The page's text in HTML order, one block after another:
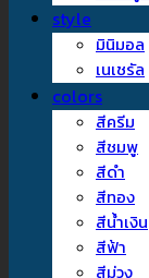
style
มินิมอล
เนเชรัล
colors
สีครีม
สีชมพู
สีดำ
สีทอง
สีน้ำเงิน
สีฟ้า
สีม่วง